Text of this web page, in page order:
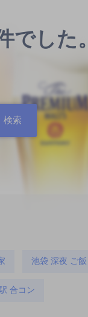
でした。
池袋 深夜 ご飯
合コン